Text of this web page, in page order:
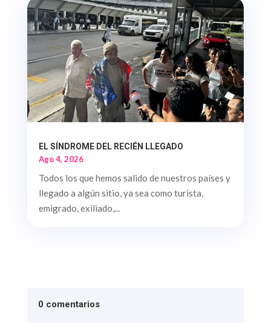
EL SÍNDROME DEL RECIÉN LLEGADO
Ago 4, 2026
Todos los que hemos salido de nuestros países y
llegado a algún sitio, ya sea como turista,
emigrado, exiliado,...
0 comentarios